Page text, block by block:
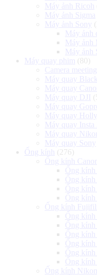
Máy ảnh Ricoh
Máy ảnh Sigma
Máy ảnh Sony
Máy ảnh
Máy ảnh
Máy ảnh
Máy quay phim (80)
Camera
Máy quay
Máy quay Canon
Máy quay DJI
Máy quay
Máy quay
Máy quay Insta
Máy quay Nikon
Máy quay Sony
Ống kính
(276)
Ống kính Canon
Ống kính
Ống kính
Ống kính
Ống kính
Ống kính
Ống
Ống
Ống
Ống
Ống
Ống
Ống kính Nikon